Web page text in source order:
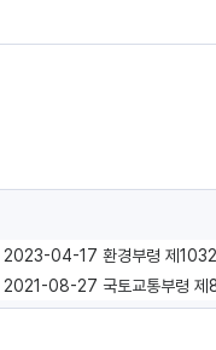
2023-04-17 환경부령 제
2021-08-27 국토교통부령 제